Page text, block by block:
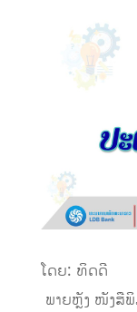
ໂດຍ: ທິດດີ
ພາຍຫຼັງ ໜັງສື